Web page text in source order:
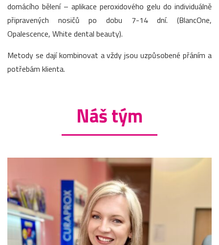
domácího bělení – aplikace peroxidového gelu do individuálně
připravených nosičů po dobu 7-14 dní. (BlancOne,
Opalescence, White dental beauty).
Metody se dají kombinovat a vždy jsou uzpůsobené přáním a
potřebám klienta.
Náš tým